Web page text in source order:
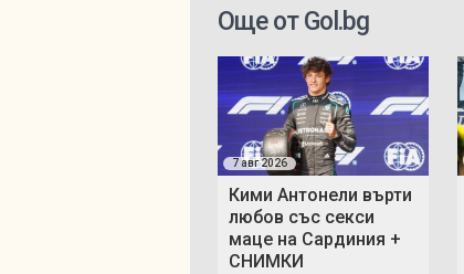
Още от Gol.bg
7 авг 2026
Кими Антонели върти
любов със секси
маце на Сардиния +
СНИМКИ